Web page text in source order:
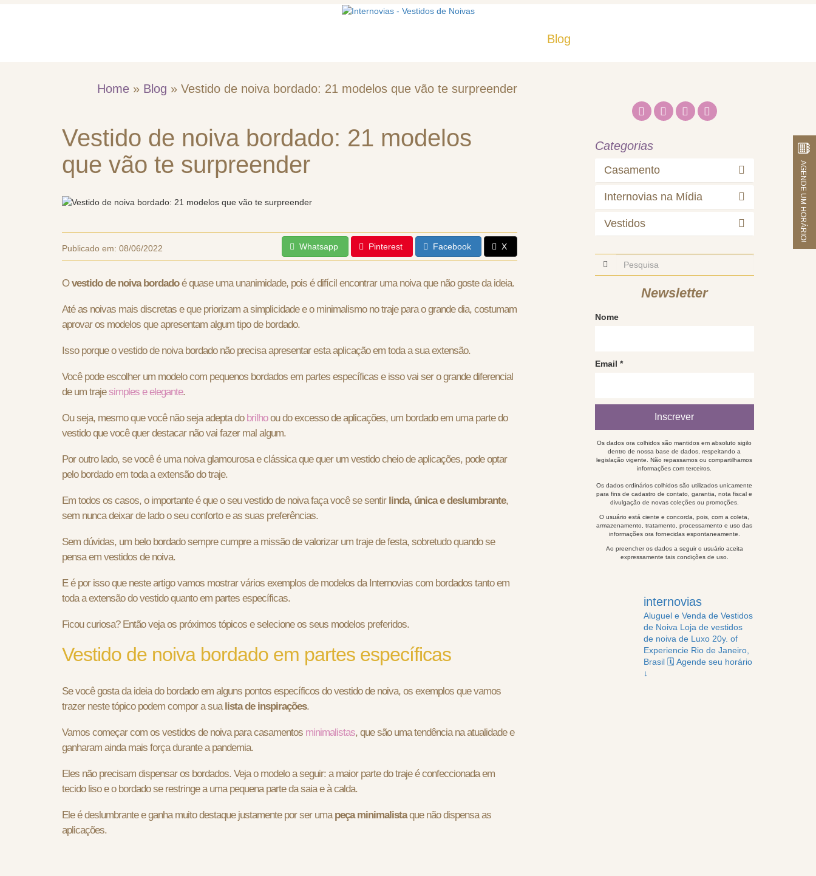
Blog
Home » Blog » Vestido de noiva bordado: 21 modelos que vão te surpreender
Vestido de noiva bordado: 21 modelos
que vão te surpreender
Publicado em: 08/06/2022 Whatsapp Pinterest Facebook X
Ovestido de noiva bordadoé quase uma unanimidade, pois é difícil encontrar uma noiva que não goste da ideia.
Até as noivas mais discretas e que priorizam a simplicidade e o minimalismo no traje para o grande dia, costumam
aprovar os modelos que apresentam algum tipo de bordado.
Isso porque o vestido de noiva bordado não precisa apresentar esta aplicação em toda a sua extensão.
Você pode escolher um modelo com pequenos bordados em partes específicas e isso vai ser o grande diferencial
de um traje simples e elegante.
Ou seja, mesmo que você não seja adepta do brilhoou do excesso de aplicações, um bordado em uma parte do
vestido que você quer destacar não vai fazer mal algum.
Por outro lado, se você é uma noiva glamourosa e clássica que quer um vestido cheio de aplicações, pode optar
pelo bordado em toda a extensão do traje.
Em todos os casos, o importante é que o seu vestido de noiva faça você se sentir linda, única e deslumbrante,
sem nunca deixar de lado o seu conforto e as suas preferências.
Sem dúvidas, um belo bordado sempre cumpre a missão de valorizar um traje de festa, sobretudo quando se
pensa em vestidos de noiva.
E é por isso que neste artigo vamos mostrar vários exemplos de modelos da Internovias com bordados tanto em
toda a extensão do vestido quanto em partes específicas.
Ficou curiosa? Então veja os próximos tópicos e selecione os seus modelos preferidos.
Vestido de noiva bordado em partes específicas
Se você gosta da ideia do bordado em alguns pontos específicos do vestido de noiva, os exemplos que vamos
trazer neste tópico podem compor a sualista de inspirações.
Vamos começar com os vestidos de noiva para casamentos minimalistas, que são uma tendência na atualidade e
ganharam ainda mais força durante a pandemia.
Eles não precisam dispensar os bordados. Veja o modelo a seguir: a maior parte do traje é confeccionada em
tecido liso e o bordado se restringe a uma pequena parte da saia e à calda.
Ele é deslumbrante e ganha muito destaque justamente por ser umapeça minimalistaque não dispensa as
aplicações.
Categorias
Casamento
Internovias na Mídia
Vestidos
Newsletter
Nome
Email *
Os dados ora colhidos são mantidos em absoluto sigilo
dentro de nossa base de dados, respeitando a
legislação vigente. Não repassamos ou compartilhamos
informações com terceiros.
Os dados ordinários colhidos são utilizados unicamente
para fins de cadastro de contato, garantia, nota fiscal e
divulgação de novas coleções ou promoções.
O usuário está ciente e concorda, pois, com a coleta,
armazenamento, tratamento, processamento e uso das
informações ora fornecidas espontaneamente.
Ao preencher os dados a seguir o usuário aceita
expressamente tais condições de uso.
internovias
Aluguel e Venda de Vestidos
de NoivaLoja de vestidos
de noiva de Luxo20y. of
ExperiencieRio de Janeiro,
Brasil 🗓️ Agende seu horário
↓
AGENDE UM HORÁRIO!